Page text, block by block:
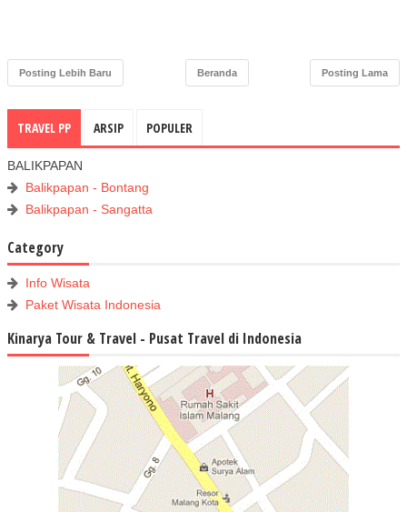
Posting Lebih Baru Posting Lama
Beranda
TRAVEL PP ARSIP POPULER
BALIKPAPAN
Balikpapan - Bontang
Balikpapan - Sangatta
Category
Info Wisata
Paket Wisata Indonesia
Kinarya Tour & Travel - Pusat Travel di Indonesia